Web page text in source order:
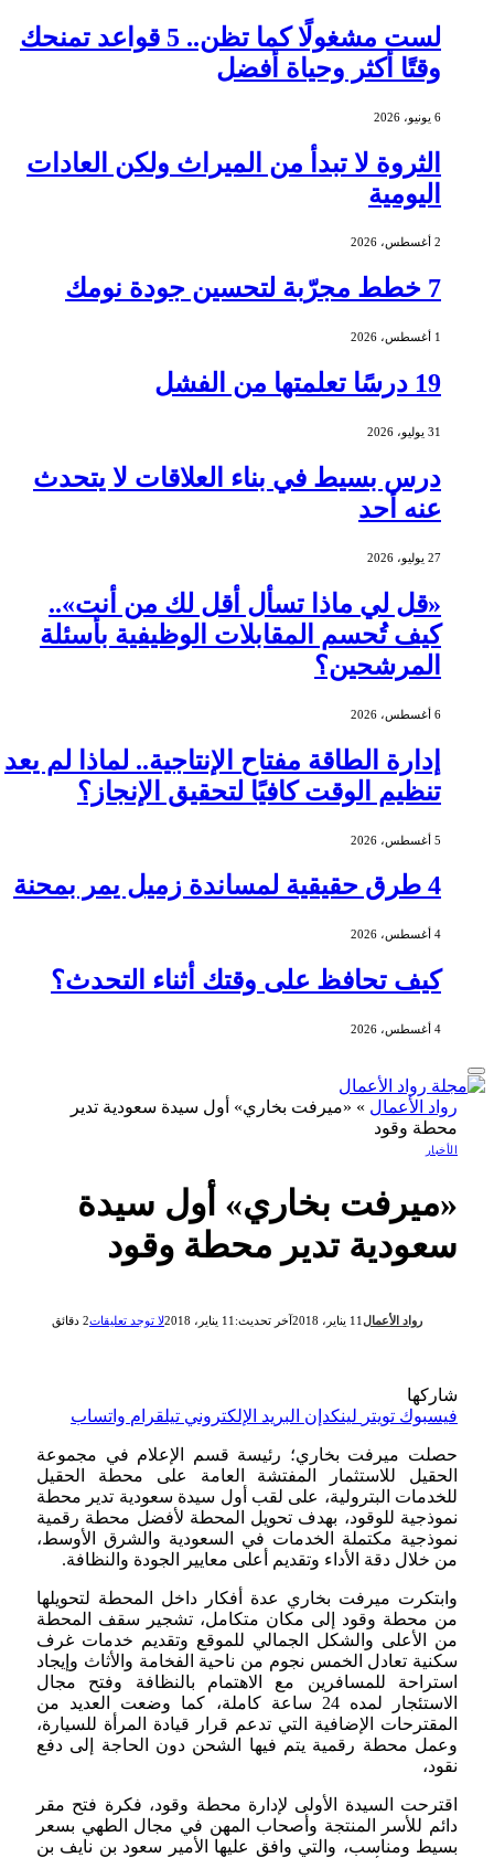
لست مشغولًا كما تظن.. 5 قواعد تمنحك
وقتًا أكثر وحياة أفضل
6 يونيو، 2026
الثروة لا تبدأ من الميراث ولكن العادات
اليومية
2 أغسطس، 2026
7 خطط مجرّبة لتحسين جودة نومك
1 أغسطس، 2026
19 درسًا تعلمتها من الفشل
31 يوليو، 2026
درس بسيط في بناء العلاقات لا يتحدث
عنه أحد
27 يوليو، 2026
«قل لي ماذا تسأل أقل لك من أنت»..
كيف تُحسم المقابلات الوظيفية بأسئلة
المرشحين؟
6 أغسطس، 2026
إدارة الطاقة مفتاح الإنتاجية.. لماذا لم يعد
تنظيم الوقت كافيًا لتحقيق الإنجاز؟
5 أغسطس، 2026
4 طرق حقيقية لمساندة زميل يمر بمحنة
4 أغسطس، 2026
كيف تحافظ على وقتك أثناء التحدث؟
4 أغسطس، 2026
رواد الأعمال» «ميرفت بخاري» أول سيدة سعودية تدير
محطة وقود
الأخبار
«ميرفت بخاري» أول سيدة
سعودية تدير محطة وقود
رواد الأعمال11 يناير، 2018 آخر تحديث:11 يناير، 2018 لا توجد تعليقات2 دقائق
شاركها
فيسبوك تويتر لينكدإن البريد الإلكتروني تيلقرام واتساب
حصلت ميرفت بخاري؛ رئيسة قسم الإعلام في مجموعة
الحقيل للاستثمار المفتشة العامة على محطة الحقيل
للخدمات البترولية، على لقب أول سيدة سعودية تدير محطة
نموذجية للوقود، بهدف تحويل المحطة لأفضل محطة رقمية
نموذجية مكتملة الخدمات في السعودية والشرق الأوسط،
من خلال دقة الأداء وتقديم أعلى معايير الجودة والنظافة.
وابتكرت ميرفت بخاري عدة أفكار داخل المحطة لتحويلها
من محطة وقود إلى مكان متكامل، تشجير سقف المحطة
من الأعلى والشكل الجمالي للموقع وتقديم خدمات غرف
سكنية تعادل الخمس نجوم من ناحية الفخامة والأثاث وإيجاد
استراحة للمسافرين مع الاهتمام بالنظافة وفتح مجال
الاستئجار لمده 24 ساعة كاملة، كما وضعت العديد من
المقترحات الإضافية التي تدعم قرار قيادة المرأة للسيارة،
وعمل محطة رقمية يتم فيها الشحن دون الحاجة إلى دفع
نقود،
اقترحت السيدة الأولى لإدارة محطة وقود، فكرة فتح مقر
دائم للأسر المنتجة وأصحاب المهن في مجال الطهي بسعر
بسيط ومناسب، والتي وافق عليها الأمير سعود بن نايف بن